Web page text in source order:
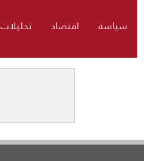
سياسة اقتصاد تحليلات